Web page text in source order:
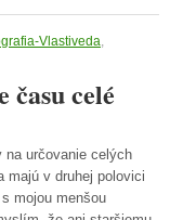
Vlastiveda,
času celé
na určovanie celých
majú v druhej polovici
mojou menšou